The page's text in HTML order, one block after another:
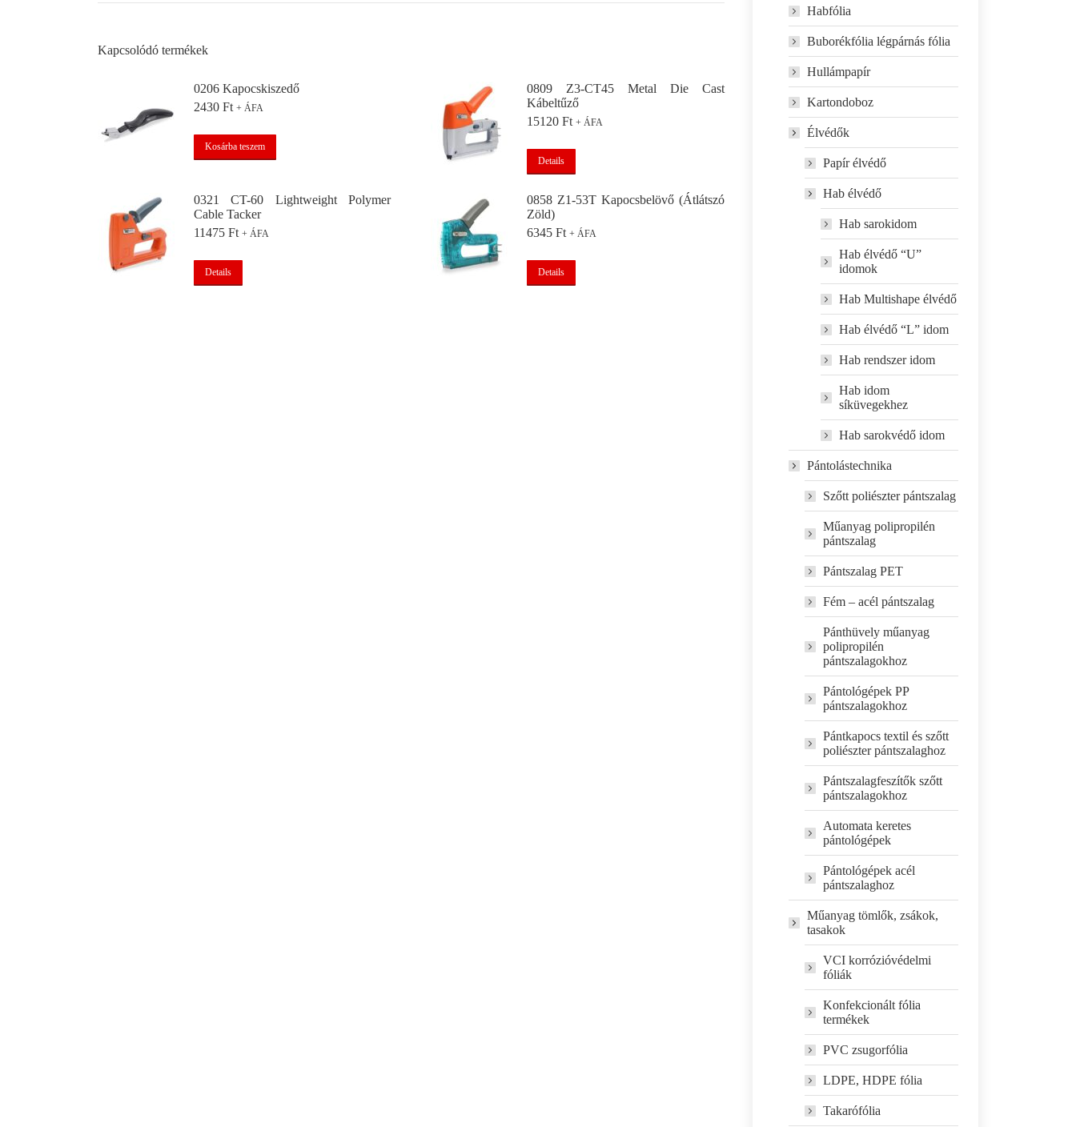
Kapcsolódó termékek
0206 Kapocskiszedő
2430 Ft + ÁFA
Kosárba teszem
0809 Z3-CT45 Metal Die Cast
Kábeltűző
15120Ft + ÁFA
Details
0321 CT-60 Lightweight Polymer
Cable Tacker
11475 Ft + ÁFA
Details
0858 Z1-53T Kapocsbelövő (Átlátszó
Zöld)
6345Ft + ÁFA
Details
Habfólia
Buborékfólia légpárnás fólia
Hullámpapír
Kartondoboz
Élvédők
Papír élvédő
Hab élvédő
Hab sarokidom
Hab élvédő “U”
idomok
Hab Multishape élvédő
Hab élvédő “L” idom
Hab rendszer idom
Hab idom
síküvegekhez
Hab sarokvédő idom
Pántolástechnika
Szőtt poliészter pántszalag
Műanyag polipropilén
pántszalag
Pántszalag PET
Fém – acél pántszalag
Pánthüvely műanyag
polipropilén
pántszalagokhoz
Pántológépek PP
pántszalagokhoz
Pántkapocs textil és szőtt
poliészter pántszalaghoz
Pántszalagfeszítők szőtt
pántszalagokhoz
Automata keretes
pántológépek
Pántológépek acél
pántszalaghoz
Műanyag tömlők, zsákok,
tasakok
VCI korrózióvédelmi
fóliák
Konfekcionált fólia
termékek
PVC zsugorfólia
LDPE, HDPE fólia
Takarófólia